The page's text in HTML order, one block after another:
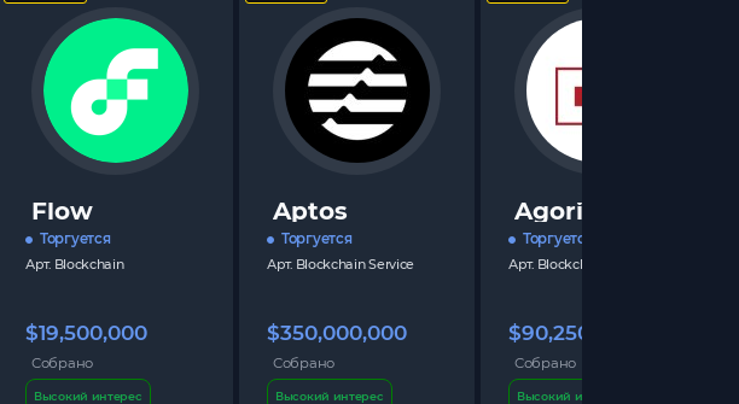
Flow
Торгуется
Арт. Blockchain
$19,500,000
Собрано
Высокий интерес
Aptos
Торгуется
Арт. Blockchain Service
$350,000,000
Собрано
Высокий интерес
Agoric
Торгуется
Арт. Blockchain Service
$90,250,000
Собрано
Высокий интерес